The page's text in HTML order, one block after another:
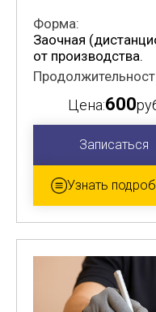
Форма:
Заочная
от производства.
Цена:600
Записаться
Узнать